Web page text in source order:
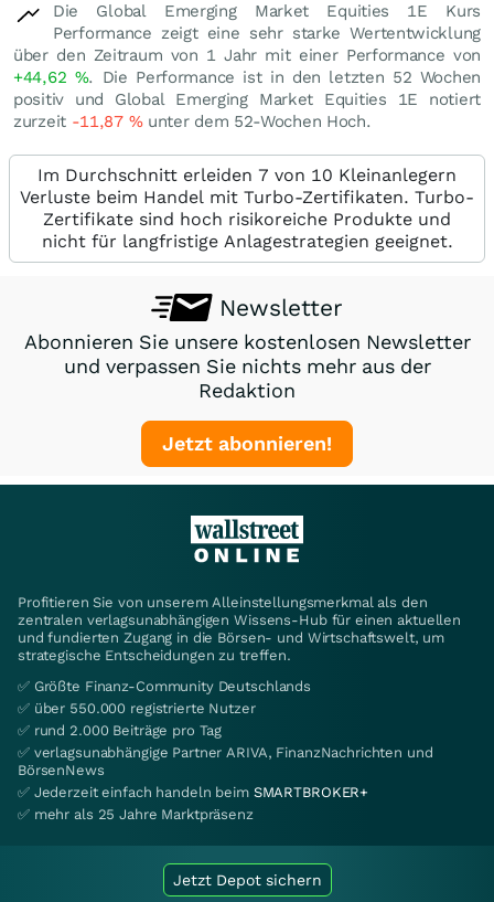
Die Global Emerging Market Equities 1E Kurs
Performance zeigt eine sehr starke Wertentwicklung
über den Zeitraum von 1 Jahr mit einer Performance von
+44,62 %. Die Performance ist in den letzten 52 Wochen
positiv und Global Emerging Market Equities 1E notiert
zurzeit -11,87 %unter dem 52-Wochen Hoch.
Im Durchschnitt erleiden 7 von 10 Kleinanlegern
Verluste beim Handel mit Turbo-Zertifikaten. Turbo-
Zertifikate sind hoch risikoreiche Produkte und
nicht für langfristige Anlagestrategien geeignet.
Newsletter
Abonnieren Sie unsere kostenlosen Newsletter
und verpassen Sie nichts mehr aus der
Redaktion
Jetzt abonnieren!
Profitieren Sie von unserem Alleinstellungsmerkmal als den
zentralen verlagsunabhängigen Wissens-Hub für einen aktuellen
und fundierten Zugang in die Börsen- und Wirtschaftswelt, um
strategische Entscheidungen zu treffen.
✅ Größte Finanz-Community Deutschlands
✅ über 550.000 registrierte Nutzer
✅ rund 2.000 Beiträge pro Tag
✅ verlagsunabhängige Partner ARIVA, FinanzNachrichten und
BörsenNews
✅ Jederzeit einfach handeln beim SMARTBROKER+
✅ mehr als 25 Jahre Marktpräsenz
Jetzt Depot sichern